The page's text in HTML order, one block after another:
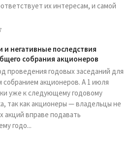
их интересам, и самой
и негативные последствия
собрания акционеров
проведения годовых заседаний для
акционеров. А 1 июля
уже к следующему годовому
так как акционеры — владельцы не
акций вправе подавать
годо...